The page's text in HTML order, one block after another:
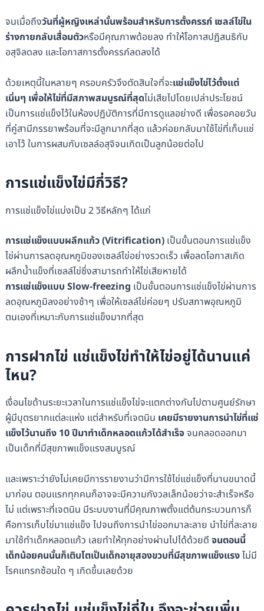
จนเมื่อถึงวันที่ผู้หญิงเหล่านั้นพร้อมสำหรับการตั้งครรภ์ เซลล์ไข่ใน
ร่างกายกลับเสื่อมตัวหรือมีคุณภาพด้อยลง ทำให้โอกาสปฏิสนธิกับ
อสุจิลดลง และโอกาสการตั้งครรภ์ลดลงได้
ด้วยเหตุนี้ในหลายๆ ครอบครัวจึงตัดสินใจที่จะแช่แข็งไข่ไว้ตั้งแต่
เนิ่นๆ เพื่อให้ไข่ที่มีสภาพสมบูรณ์ที่สุดไม่เสียไปโดยเปล่าประโยชน์
เป็นการแช่แข็งไว้ในห้องปฏิบัติการที่มีการดูแลอย่างดี เพื่อรอคอยวัน
ที่คู่สามีภรรยาพร้อมที่จะมีลูกมากที่สุด แล้วค่อยกลับมาใช้ไข่ที่เก็บแช่
เอาไว้ ในการผสมกับเซลล์อสุจิจนเกิดเป็นลูกน้อยต่อไป
การแช่แข็งไข่มีกี่วิธี?
การแช่แข็งไข่แบ่งเป็น 2 วิธีหลักๆ ได้แก่
การแช่แข็งแบบผลึกแก้ว (Vitrification)เป็นขั้นตอนการแช่แข็ง
ไข่ผ่านการลดอุณหภูมิของเซลล์ไข่อย่างรวดเร็ว เพื่อลดโอกาสเกิด
ผลึกน้ำแข็งที่เซลล์ไข่ซึ่งสามารถทำให้ไข่เสียหายได้
การแช่แข็งแบบ Slow-freezing เป็นขั้นตอนการแช่แข็งไข่ผ่านการ
ลดอุณหภูมิลงอย่างช้าๆ เพื่อให้เซลล์ไข่ค่อยๆ ปรับสภาพอุณหภูมิ
ตนเองที่เหมาะกับการแช่แข็งมากที่สุด
การฝากไข่ แช่แข็งไข่ทำให้ไข่อยู่ได้นานแค่
ไหน?
เงื่อนไขด้านระยะเวลาในการแช่แข็งไข่จะแตกต่างกันไปตามศูนย์รักษา
ผู้มีบุตรยากแต่ละแห่ง แต่สำหรับที่เจตนิน เคยมีรายงานการนำไข่ที่แช่
แข็งไว้นานถึง 10 ปีมาทำเด็กหลอดแก้วได้สำเร็จจนคลอดออกมา
เป็นเด็กที่มีสุขภาพแข็งแรงสมบูรณ์
และเพราะว่ายังไม่เคยมีการรายงานว่ามีการใช้ไข่แช่แข็งที่นานขนาดนี้
มาก่อน ตอนแรกทุกคนก็อาจจะมีความกังวลเล็กน้อยว่าจะสำเร็จหรือ
ไม่ แต่เพราะที่เจตนิน มีระบบงานที่มีคุณภาพตั้งแต่ต้นกระบวนการก็
คือการเก็บไข่มาแช่แข็ง ไปจนถึงการนำไข่ออกมาละลาย นำไข่ที่ละลาย
มาใช้ทำเด็กหลอดแก้ว เลยทำให้ทุกอย่างผ่านไปได้ด้วยดี จนตอนนี้
เด็กน้อยคนนั้นก็เติบโตเป็นเด็กอายุสองขวบที่มีสุขภาพแข็งแรงไม่มี
โรคแทรกซ้อนใด ๆ เกิดขึ้นเลยด้วย